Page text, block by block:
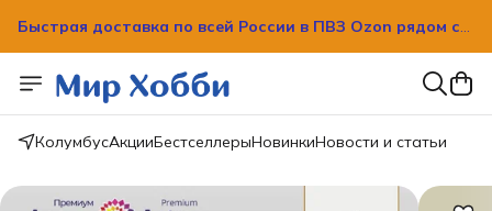
Быстрая доставка по всей России в ПВЗ Ozon рядом с
Быстрая доставка по всей России в ПВЗ Ozon рядом с
вашим домом!
КолумбусАкцииБестселлерыНовинкиНовости и статьи